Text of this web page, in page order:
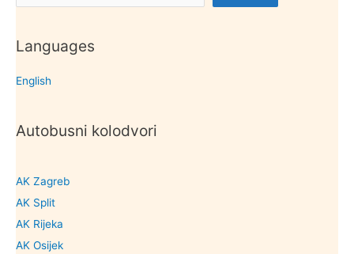
Languages
English
Autobusni kolodvori
AK Zagreb
AK Split
AK Rijeka
AK Osijek